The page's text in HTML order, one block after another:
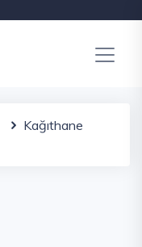
Kağıthane